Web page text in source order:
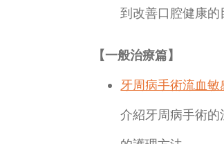
到改善口腔健康的
【一般治療篇】
牙周病手術流血敏
介紹牙周病手術